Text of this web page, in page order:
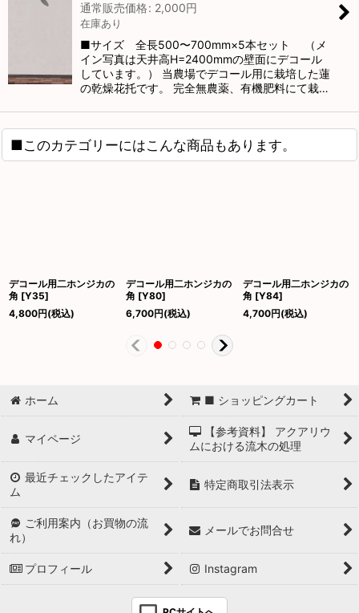
通常販売価格: 2,000円
在庫あり
■サイズ 全長500〜700mm×5本セット （メ
イン写真は天井高H=2400mmの壁面にデコール
しています。） 当農場でデコール用に栽培した蓮
の乾燥花托です。 完全無農薬、有機肥料にて栽…
■このカテゴリーにはこんな商品もあります。
デコール用二ホンジカの
角 [Y35]
4,800円(税込)
デコール用二ホンジカの
角 [Y80]
6,700円(税込)
デコール用二ホンジカの
角 [Y84]
4,700円(税込)
ホーム ■ ショッピングカート
マイページ
【参考資料】 アクアリウ
ムにおける流木の処理
最近チェックしたアイテ
ム
特定商取引法表示
ご利用案内（お買物の流
れ）
メールでお問合せ
プロフィール Instagram